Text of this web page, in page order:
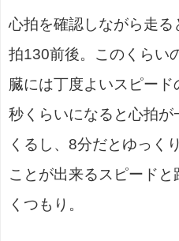
心拍を確認しながら走
拍130前後。このくらい
臓には丁度よいスピー
秒くらいになると心拍
くるし、8分だとゆっく
ことが出来るスピード
くつもり。